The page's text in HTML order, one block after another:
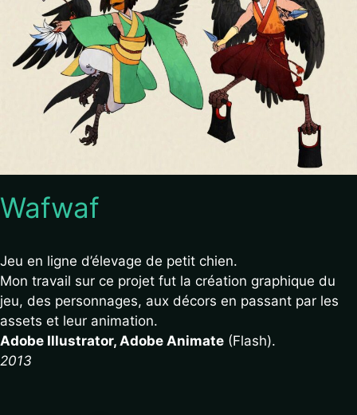
Wafwaf
Jeu en ligne d’élevage de petit chien.
Mon travail sur ce projet fut la création graphique du
jeu, des personnages, aux décors en passant par les
assets et leur animation.
Adobe Illustrator, Adobe Animate (Flash).
2013